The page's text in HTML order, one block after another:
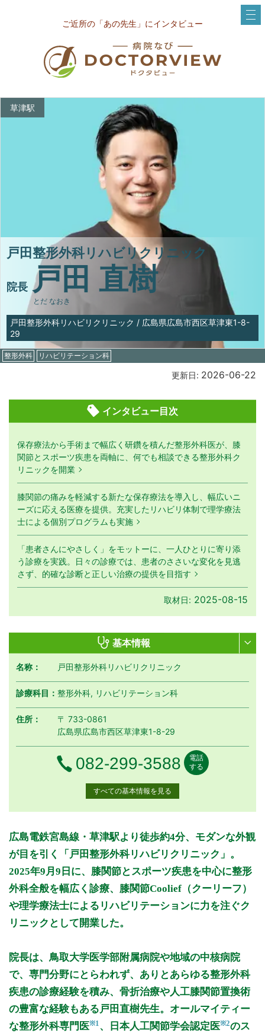
ご近所の「あの先生」にインタビュー
草津駅
戸田整形外科リハビリクリニック
院長 戸田 直樹
とだ なおき
戸田整形外科リハビリクリニック / 広島県広島市西区草津東1-8-
29
整形外科 リハビリテーション科
更新日: 2026-06-22
インタビュー目次
保存療法から手術まで幅広く研鑽を積んだ整形外科医が、膝
関節とスポーツ疾患を両軸に、何でも相談できる整形外科ク
リニックを開業
膝関節の痛みを軽減する新たな保存療法を導入し、幅広いニ
ーズに応える医療を提供。充実したリハビリ体制で理学療法
士による個別プログラムも実施
「患者さんにやさしく」をモットーに、一人ひとりに寄り添
う診療を実践。日々の診療では、患者のささいな変化を見逃
さず、的確な診断と正しい治療の提供を目指す
取材日: 2025-08-15
基本情報
名称： 戸田整形外科リハビリクリニック
診療科目：整形外科, リハビリテーション科
住所：
〒 733-0861
広島県広島市西区草津東1-8-29
電話番号
082-299-3588
電話
する
すべての基本情報を見る
診療時間 月月曜日
火 火曜日
水 水曜日
木 木曜日
金 金曜日土曜日
日 日曜日
祝祝日
9:00～12:30
● ● ● ●
●
14:00～18:30
● ● ● ● ●
休診日: 日、祝
備考: 土曜:膝関節クーリーフ外来(完全予約制)
受付時間は
午後13:45開始 18時受付終了
※診療時間や臨時休診・診療内容等について、事前に必ず医療
機関ホームページ、またはお電話にてご確認ください。
>>病院なびで医療機関の詳細を見る
広島電鉄宮島線・草津駅より徒歩約4分、モダンな外観
が目を引く「戸田整形外科リハビリクリニック」。
2025年9月9日に、膝関節とスポーツ疾患を中心に整形
外科全般を幅広く診療、膝関節Coolief（クーリーフ）
や理学療法士によるリハビリテーションに力を注ぐク
リニックとして開業した。
院長は、鳥取大学医学部附属病院や地域の中核病院
で、専門分野にとらわれず、ありとあらゆる整形外科
疾患の診療経験を積み、骨折治療や人工膝関節置換術
の豊富な経験もある戸田直樹先生。オールマイティー
な整形外科専門医※1、日本人工関節学会認定医※2のス